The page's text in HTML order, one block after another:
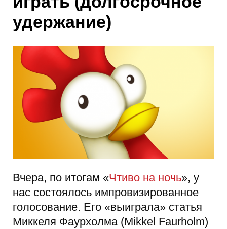
удержание)
Вчера, по итогам «Чтиво на ночь», у
нас состоялось импровизированное
голосование. Его «выиграла» статья
Миккеля Фаурхолма (Mikkel Faurholm)